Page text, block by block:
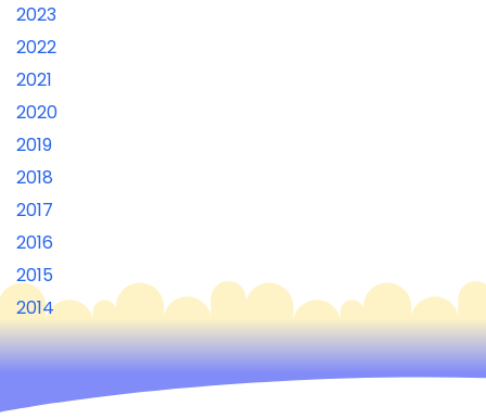
2023
2022
2021
2020
2019
2018
2017
2016
2015
2014